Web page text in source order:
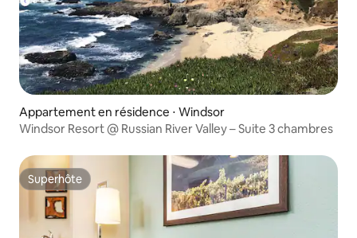
Appartement en résidence ⋅ Windsor
Windsor Resort @ Russian River Valley – Suite 3 chambres
Superhôte
Superhôte